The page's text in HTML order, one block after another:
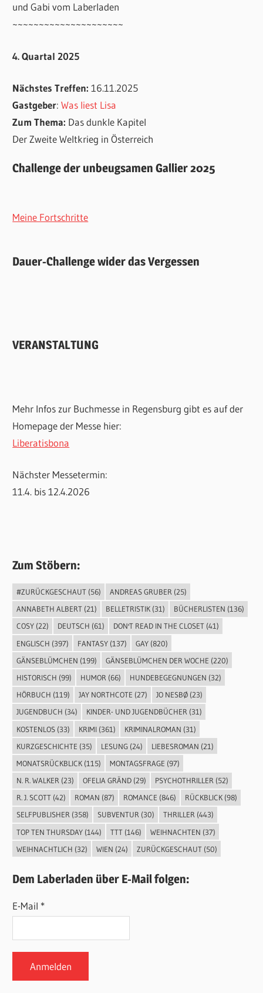
und Gabi vom Laberladen
~~~~~~~~~~~~~~~~~~~~~
4. Quartal 2025
Nächstes Treffen:16.11.2025
Gastgeber:Was liest Lisa
Zum Thema: Das dunkle Kapitel
Der Zweite Weltkrieg in Österreich
Challenge der unbeugsamen Gallier 2025
Meine Fortschritte
Dauer-Challenge wider das Vergessen
VERANSTALTUNG
Mehr Infos zur Buchmesse in Regensburg gibt es auf der
Homepage der Messe hier:
Liberatisbona
Nächster Messetermin:
11.4. bis 12.4.2026
Zum Stöbern:
#ZURÜCKGESCHAUT(56) ANDREAS GRUBER (25)
ANNABETH ALBERT(21) BELLETRISTIK(31) BÜCHERLISTEN (136)
COSY(22) DEUTSCH (61) DON'T READ IN THE CLOSET(41)
ENGLISCH (397) FANTASY(137) GAY(820)
GÄNSEBLÜMCHEN (199) GÄNSEBLÜMCHEN DER WOCHE (220)
HISTORISCH (99) HUMOR (66) HUNDEBEGEGNUNGEN (32)
HÖRBUCH (119) JAY NORTHCOTE (27) JO NESBØ(23)
JUGENDBUCH (34) KINDER- UND JUGENDBÜCHER(31)
KOSTENLOS(33) KRIMI(361) KRIMINALROMAN (31)
KURZGESCHICHTE (35) LESUNG(24) LIEBESROMAN (21)
MONATSRÜCKBLICK(115) MONTAGSFRAGE (97)
N. R. WALKER (23) OFELIA GRÄND(29) PSYCHOTHRILLER (52)
R. J. SCOTT(42) ROMAN (87) ROMANCE (846) RÜCKBLICK(98)
SELFPUBLISHER(358) SUBVENTUR(30) THRILLER(443)
TOP TEN THURSDAY(144) TTT(146) WEIHNACHTEN (37)
WEIHNACHTLICH (32) WIEN (24) ZURÜCKGESCHAUT(50)
Dem Laberladen über E-Mail folgen:
E-Mail *